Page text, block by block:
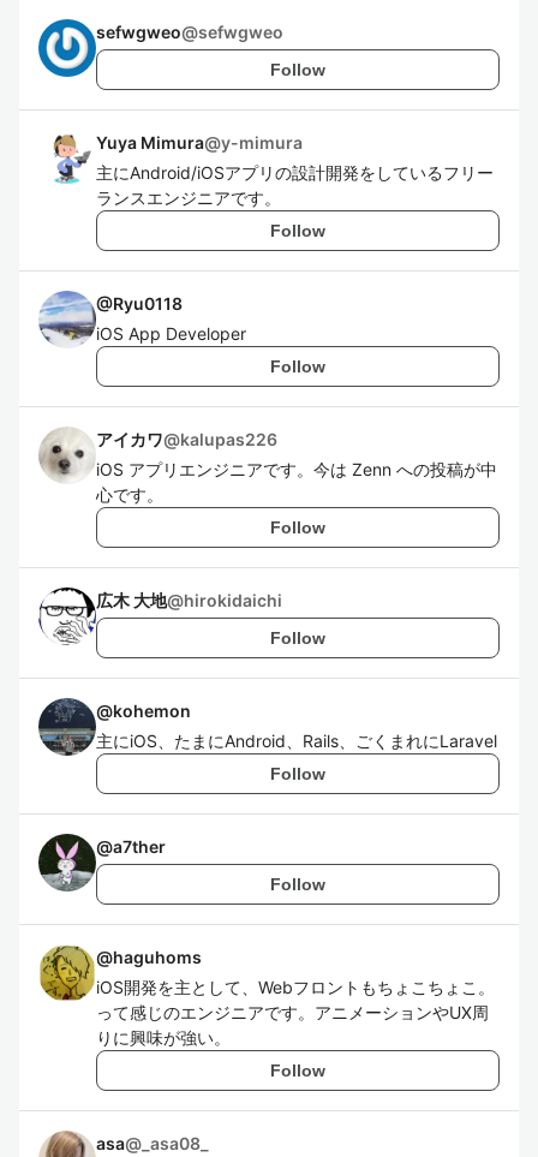
sefwgweo@sefwgweo
Follow
Yuya Mimura@y-mimura
主にAndroid/iOSアプリの設計開発をしているフリー
ランスエンジニアです。
Follow
@Ryu0118
iOS App Developer
Follow
アイカワ@kalupas226
iOS アプリエンジニアです。今は Zenn への投稿が中
心です。
Follow
広木 大地@hirokidaichi
Follow
@kohemon
主にiOS、たまにAndroid、Rails、ごくまれにLaravel
Follow
@a7ther
Follow
@haguhoms
iOS開発を主として、Webフロントもちょこちょこ。
って感じのエンジニアです。アニメーションやUX周
りに興味が強い。
Follow
asa@ _asa08_